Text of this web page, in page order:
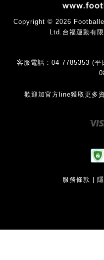
Copyright © 2026
Ltd.台福運動有
客服電話：04-7785353 (
歡迎加官方line獲取更多
服務條款